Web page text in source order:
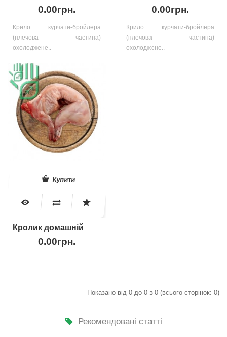
0.00грн.
Крило курчати-бройлера
(плечова частина)
охолоджене..
0.00грн.
Крило курчати-бройлера
(плечова частина)
охолоджене..
Купити
Кролик домашній
0.00грн.
..
Показано від 0 до 0 з 0 (всього сторінок: 0)
Рекомендовані статті